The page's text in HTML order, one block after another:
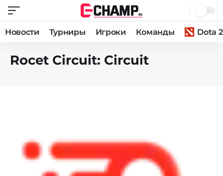
Новости Турниры Игроки Команды Dota 2
Rocet Circuit: Circuit